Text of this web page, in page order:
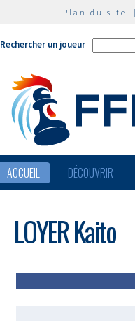
Plan du site
Rechercher un joueur
ACCUEIL DÉCOUVRIR
LOYER Kaito